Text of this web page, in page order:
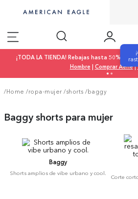
¡TODA LA TIENDA! Rebajas hasta 50% OFF |
Hombre | Comprar Aerie|
/Home /ropa-mujer /shorts / baggy
Baggy shorts para mujer
Baggy
Shorts amplios de vibe urbano y cool.
Corte